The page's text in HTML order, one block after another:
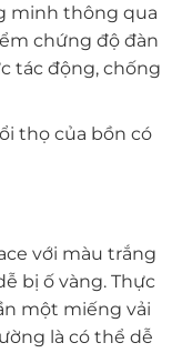
minh thông qua
chứng độ đàn
tác động, chống
thọ của bồn có
với màu trắng
bị ố vàng. Thực
một miếng vải
là có thể dễ